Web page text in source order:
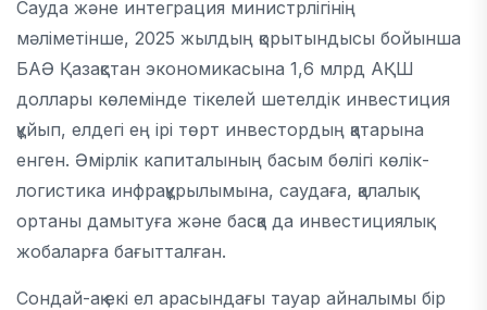
Сауда және интеграция министрлігінің
мәліметінше, 2025 жылдың қорытындысы бойынша
БАӘ Қазақстан экономикасына 1,6 млрд АҚШ
доллары көлемінде тікелей шетелдік инвестиция
құйып, елдегі ең ірі төрт инвестордың қатарына
енген. Әмірлік капиталының басым бөлігі көлік-
логистика инфрақұрылымына, саудаға, қалалық
ортаны дамытуға және басқа да инвестициялық
жобаларға бағытталған.
Сондай-ақ екі ел арасындағы тауар айналымы бір